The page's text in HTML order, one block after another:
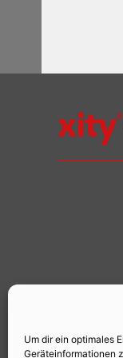
Um dir ein optimales
Geräteinformationen